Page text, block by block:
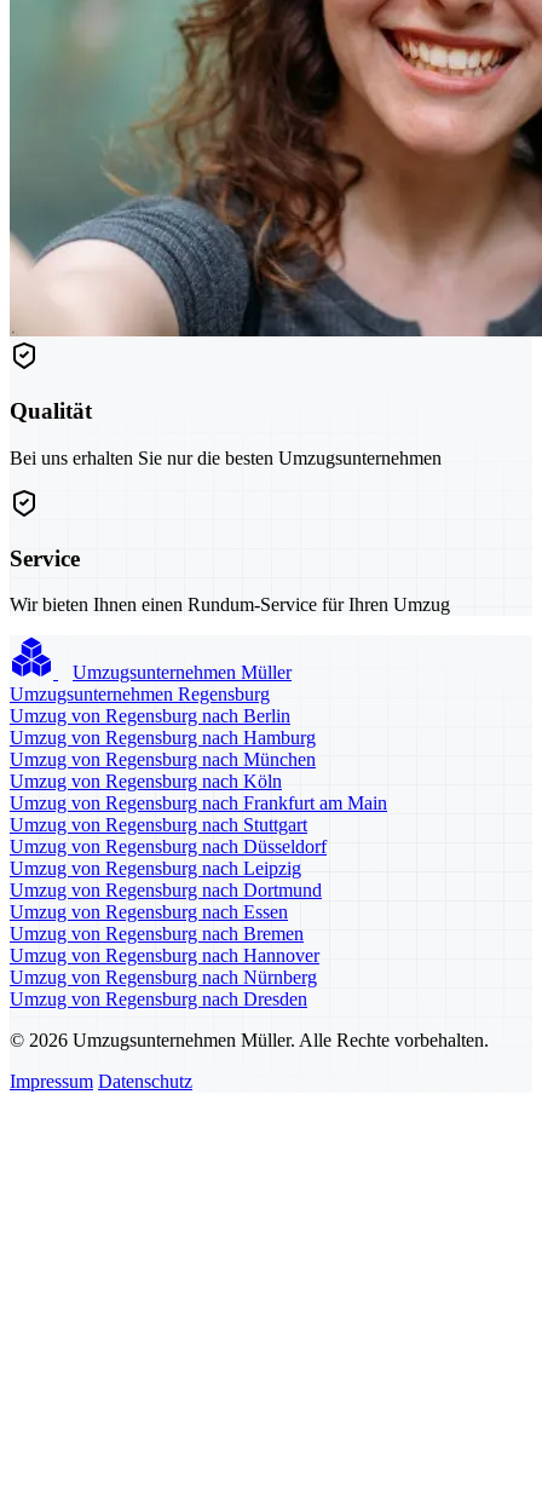
Qualität
Bei uns erhalten Sie nur die besten Umzugsunternehmen
Service
Wir bieten Ihnen einen Rundum-Service für Ihren Umzug
Umzugsunternehmen Müller
Umzugsunternehmen Regensburg
Umzug von Regensburg nach Berlin
Umzug von Regensburg nach Hamburg
Umzug von Regensburg nach München
Umzug von Regensburg nach Köln
Umzug von Regensburg nach Frankfurt am Main
Umzug von Regensburg nach Stuttgart
Umzug von Regensburg nach Düsseldorf
Umzug von Regensburg nach Leipzig
Umzug von Regensburg nach Dortmund
Umzug von Regensburg nach Essen
Umzug von Regensburg nach Bremen
Umzug von Regensburg nach Hannover
Umzug von Regensburg nach Nürnberg
Umzug von Regensburg nach Dresden
© 2026 Umzugsunternehmen Müller. Alle Rechte vorbehalten.
Impressum Datenschutz